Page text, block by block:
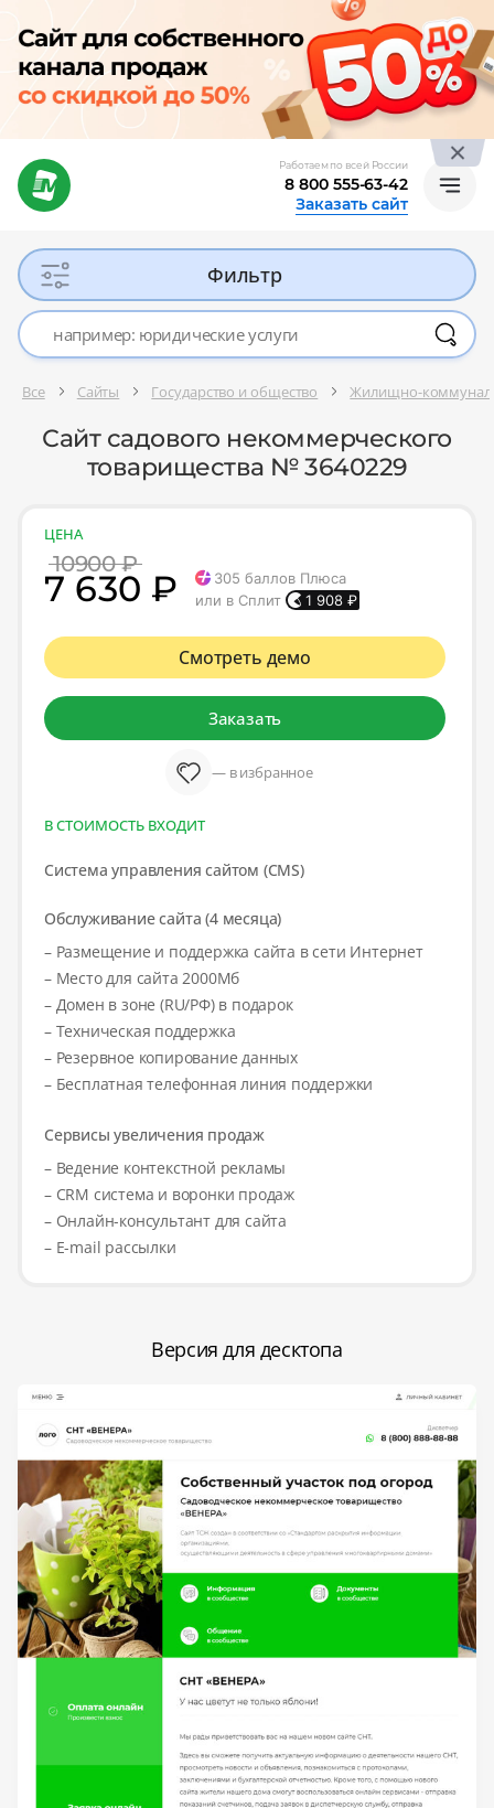
Работаем по всей России
8 800 555-63-42
Заказать сайт
Фильтр
Все Сайты Государство и общество Жилищно-
Сайт садового некоммерческого
товарищества № 3640229
ЦЕНА
10900 ₽
7 630 ₽ 305 баллов Плюса
или в Сплит
1 908 ₽
Смотреть демо
Заказать
— в избранное
В СТОИМОСТЬ ВХОДИТ
Система управления сайтом (CMS)
Обслуживание сайта (4 месяца)
– Размещение и поддержка сайта в сети Интернет
– Место для сайта 2000Мб
– Домен в зоне (RU/РФ) в подарок
– Техническая поддержка
– Резервное копирование данных
– Бесплатная телефонная линия поддержки
Сервисы увеличения продаж
– Ведение контекстной рекламы
– CRM система и воронки продаж
– Онлайн-консультант для сайта
– E-mail рассылки
Версия для десктопа